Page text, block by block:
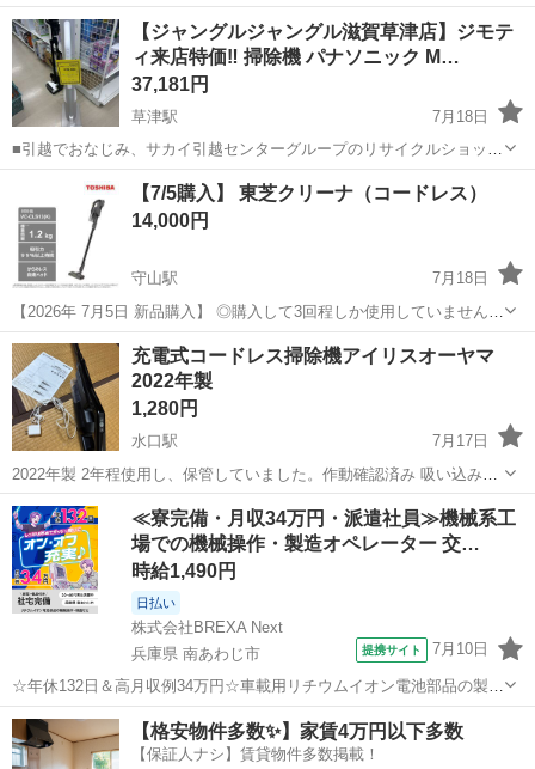
です！ 「ジャングルジャングル滋賀草津店です」 営業時間は平日11時
～20時, 土曜・日曜・祝日は10時～20時です。 ★住所：滋賀県草津市
若竹町10-...
滋賀 草津市 ジャングル
【ジャングルジャングル滋賀草津店】ジモテ
ィ来店特価‼ 掃除機 パナソニック M…
37,181円
草津駅
7月18日
■引越でおなじみ、サカイ引越センターグループのリサイクルショップ
です！ 「ジャングルジャングル滋賀草津店です」 営業時間は平日11時
～20時・土曜・日曜・祝日は10時～20時です。 ★住所：滋賀県草津市
若竹町10-34...
草津市 草津駅 生活家電 ジャングル
【7/5購入】 東芝クリーナ（コードレス）
14,000円
守山駅
7月18日
【2026年 7月5日 新品購入】 ◎購入して3回程しか使用していません。
◎清掃済み 【仕様】 ■充電式（バッテリー:リチウムイオン） ■標準質
量 1,2kg ■連続運転時間 満充電 標準 : ...
滋賀 栗東市 守山駅 生活家電 東芝
充電式コードレス掃除機アイリスオーヤマ
2022年製
1,280円
水口駅
7月17日
2022年製 2年程使用し、保管していました。作動確認済み 吸い込み弱
いです。 取扱説明書、充電コードあり 【希望取引場所】ローソン水口
今郷店の前 【希望取引日時】ご希望のの日程に対応させて頂きます。
上記の条件に合...
滋賀 甲賀市 水口駅 生活家電 アイリスオーヤマ
≪寮完備・月収34万円・派遣社員≫機械系工
場での機械操作・製造オペレーター 交…
時給1,490円
日払い
株式会社BREXA Next
兵庫県 南あわじ市
提携サイト 7月10日
☆年休132日＆高月収例34万円☆車載用リチウムイオン電池部品の製造
／4勤2休でオフも充実♪／家具・家電付き社宅あり＆前払いで生活支援
物資が受け取れる◎／20〜40代男女活躍中！ 車載用リチウムイオン電
池部品の製造 車載用...
兵庫 南あわじ市 その他
【格安物件多数✨】家賃4万円以下多数
【保証人ナシ】賃貸物件多数掲載！